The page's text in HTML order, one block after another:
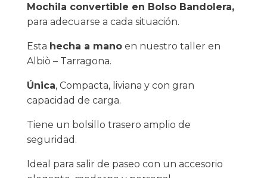
Mochila convertible en Bolso Bandolera,
para adecuarse a cada situación.
Esta hecha a manoen nuestro taller en
Albiò – Tarragona.
Única, Compacta, liviana y con gran
capacidad de carga.
Tiene un bolsillo trasero amplio de
seguridad.
Ideal para salir de paseo con un accesorio